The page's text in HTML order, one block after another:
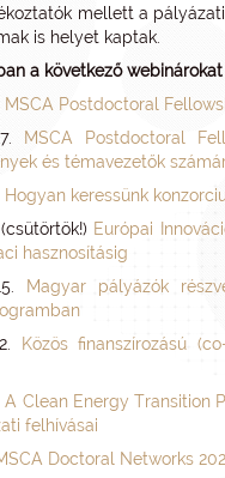
mellett a
is helyet kaptak.
a következő
MSCA Postdoctoral
MSCA Postdoctoral
és témavezetők
Hogyan keressünk
Európai
hasznosításig
Magyar pályázók
Közös finanszírozású
A Clean Energy Transition
felhívásai
Doctoral Networks